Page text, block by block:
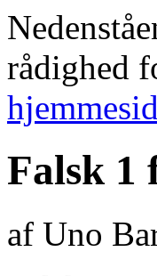
rådighed
Falsk 1
af Uno